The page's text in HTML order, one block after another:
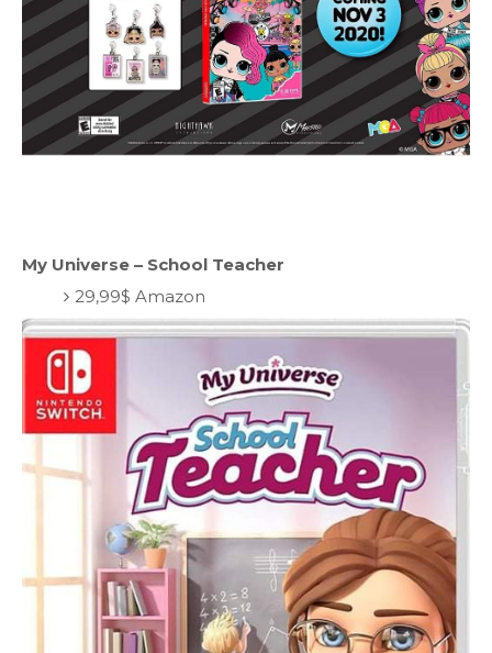
My Universe – School Teacher
29,99$ Amazon